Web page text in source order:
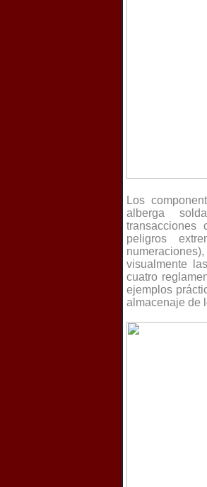
Los
alberga
transacciones
peligros
visualmente
cuatro
ejemplos
almacenaje de